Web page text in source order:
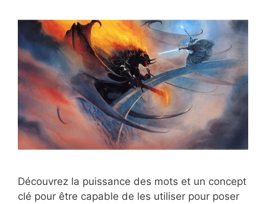
Découvrez la puissance des mots et un concept
clé pour être capable de les utiliser pour poser